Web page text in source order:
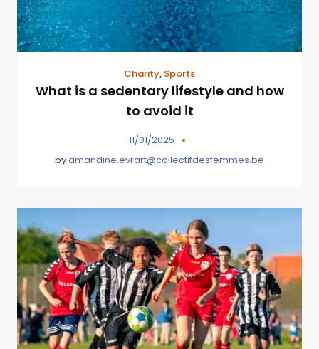
Charity, Sports
What is a sedentary lifestyle and how
to avoid it
11/01/2025
byamandine.evrart@collectifdesfemmes.be